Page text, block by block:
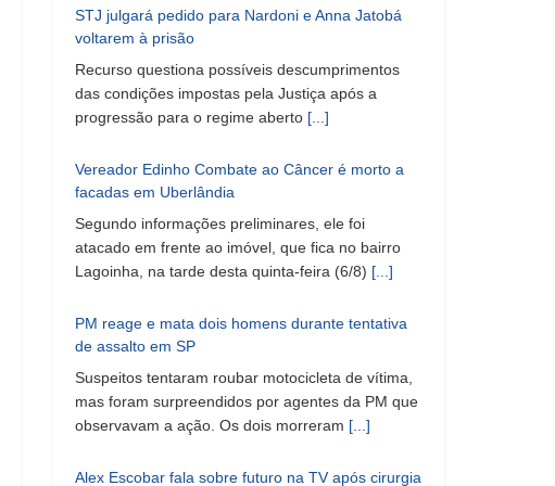
STJ julgará pedido para Nardoni e Anna Jatobá
voltarem à prisão
Recurso questiona possíveis descumprimentos
das condições impostas pela Justiça após a
progressão para o regime aberto [...]
Vereador Edinho Combate ao Câncer é morto a
facadas em Uberlândia
Segundo informações preliminares, ele foi
atacado em frente ao imóvel, que fica no bairro
Lagoinha, na tarde desta quinta-feira (6/8) [...]
PM reage e mata dois homens durante tentativa
de assalto em SP
Suspeitos tentaram roubar motocicleta de vítima,
mas foram surpreendidos por agentes da PM que
observavam a ação. Os dois morreram [...]
Alex Escobar fala sobre futuro na TV após cirurgia